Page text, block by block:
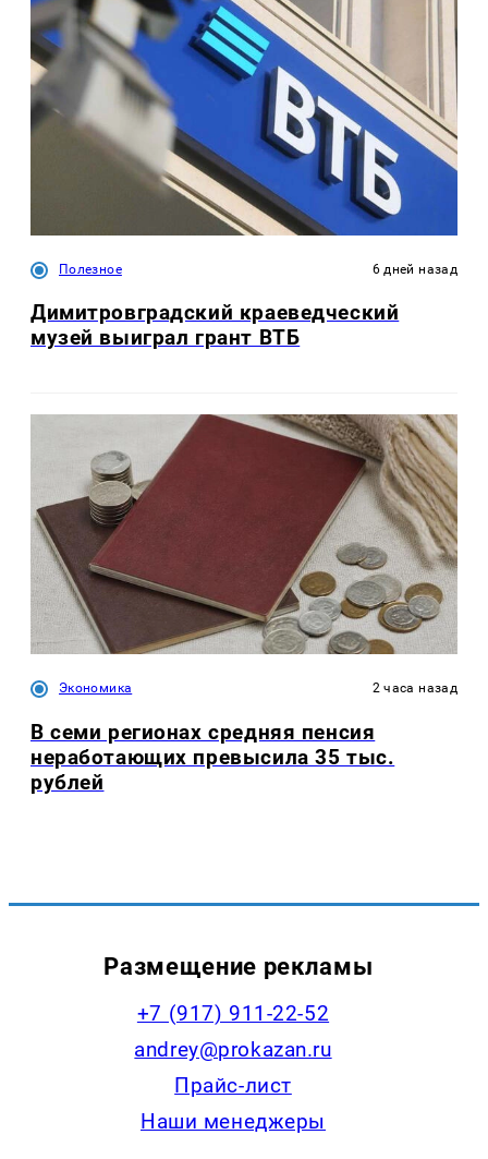
Полезное 6 дней назад
Димитровградский краеведческий
музей выиграл грант ВТБ
Экономика 2 часа назад
В семи регионах средняя пенсия
неработающих превысила 35 тыс.
рублей
Размещение рекламы
+7 (917) 911-22-52
andrey@prokazan.ru
Прайс-лист
Наши менеджеры